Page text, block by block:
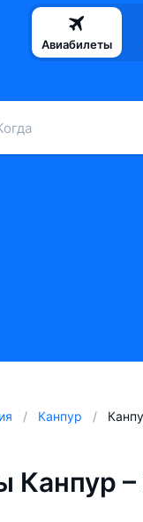
Авиабилеты
Канпур
Канпур